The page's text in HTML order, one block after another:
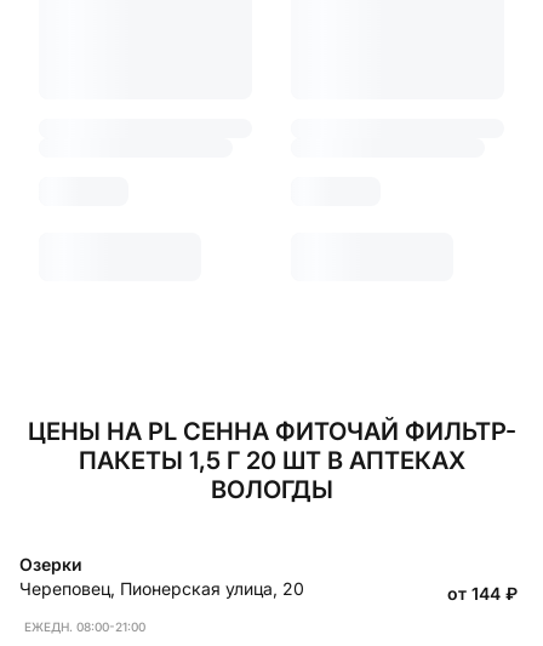
ЦЕНЫ НА PL СЕННА ФИТОЧАЙ ФИЛЬТР-
ПАКЕТЫ 1,5 Г 20 ШТ В АПТЕКАХ
ВОЛОГДЫ
Озерки
Череповец, Пионерская улица, 20
ЕЖЕДН. 08:00-21:00
от 144 ₽